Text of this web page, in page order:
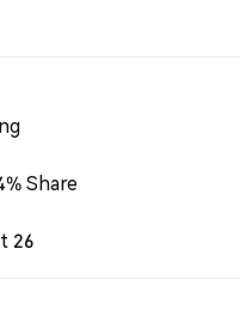
Share
26